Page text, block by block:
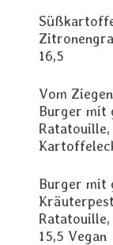
16,5
Vom
Burger mit
Burger mit
15,5 Vegan